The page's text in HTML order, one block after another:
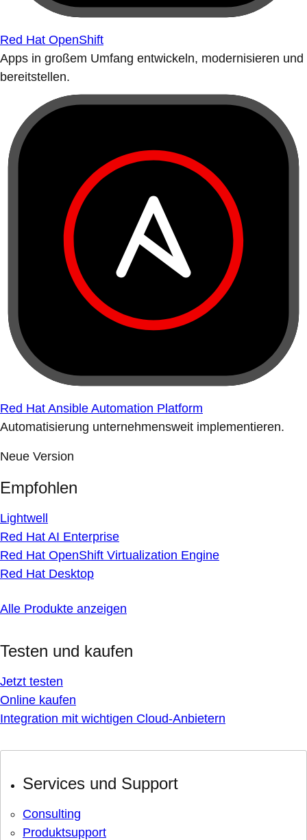
Red Hat OpenShift
Apps in großem Umfang entwickeln, modernisieren und
bereitstellen.
Red Hat Ansible Automation Platform
Automatisierung unternehmensweit implementieren.
Neue Version
Empfohlen
Lightwell
Red Hat AI Enterprise
Red Hat OpenShift Virtualization Engine
Red Hat Desktop
Alle Produkte anzeigen
Testen und kaufen
Jetzt testen
Online kaufen
Integration mit wichtigen Cloud-Anbietern
Services und Support
Consulting
Produktsupport